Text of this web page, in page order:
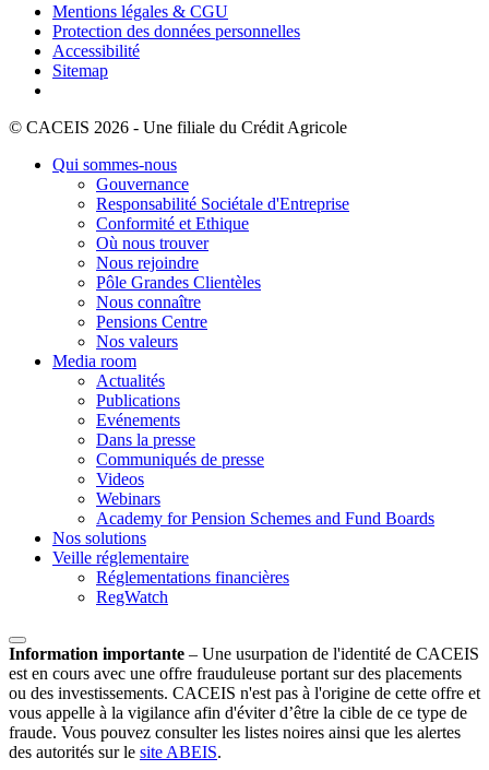
Mentions légales & CGU
Protection des données personnelles
Accessibilité
Sitemap
© CACEIS 2026 - Une filiale du Crédit Agricole
Qui sommes-nous
Gouvernance
Responsabilité Sociétale d'Entreprise
Conformité et Ethique
Où nous trouver
Nous rejoindre
Pôle Grandes Clientèles
Nous connaître
Pensions Centre
Nos valeurs
Media room
Actualités
Publications
Evénements
Dans la presse
Communiqués de presse
Videos
Webinars
Academy for Pension Schemes and Fund Boards
Nos solutions
Veille réglementaire
Réglementations financières
RegWatch
Information importante – Une usurpation de l'identité de CACEIS
est en cours avec une offre frauduleuse portant sur des placements
ou des investissements. CACEIS n'est pas à l'origine de cette offre et
vous appelle à la vigilance afin d'éviter d’être la cible de ce type de
fraude. Vous pouvez consulter les listes noires ainsi que les alertes
des autorités sur le site ABEIS.